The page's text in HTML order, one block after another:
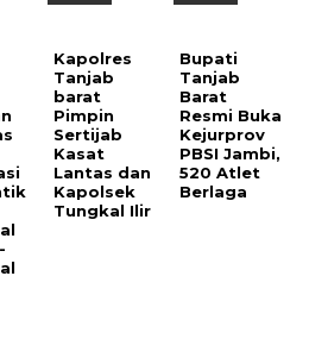
Kapolres
Tanjab
barat
Pimpin
Sertijab
Kasat
Lantas dan
Kapolsek
Tungkal Ilir
Bupati
Tanjab
Barat
Resmi Buka
Kejurprov
PBSI Jambi,
520 Atlet
Berlaga